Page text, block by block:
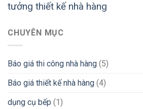
tưởng thiết kế nhà hàng
CHUYÊN MỤC
Báo giá thi công nhà hàng (5)
Báo giá thiết kế nhà hàng (4)
dụng cụ bếp (1)